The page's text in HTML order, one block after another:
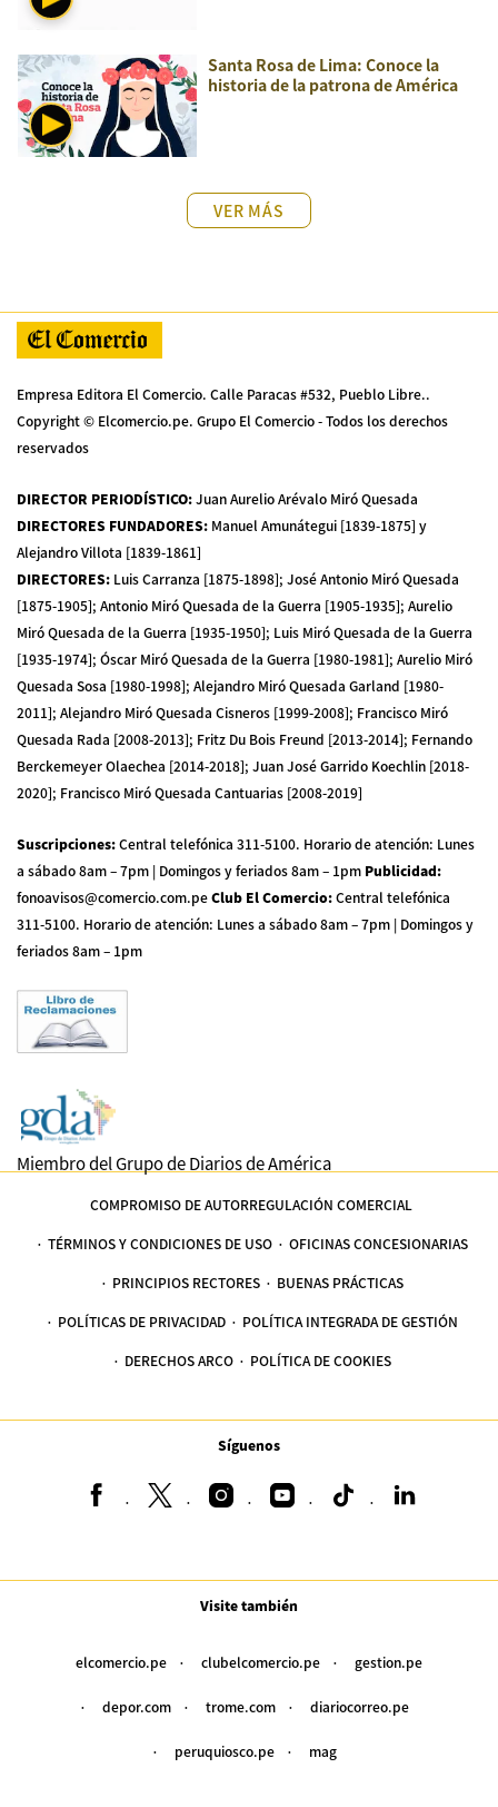
Santa Rosa de Lima: Conoce la
historia de la patrona de América
VER MÁS
Empresa Editora El Comercio. Calle Paracas #532, Pueblo Libre..
Copyright © Elcomercio.pe. Grupo El Comercio - Todos los derechos
reservados
DIRECTOR PERIODÍSTICO:Juan Aurelio Arévalo Miró Quesada
DIRECTORES FUNDADORES: Manuel Amunátegui [1839-1875] y
Alejandro Villota [1839-1861]
DIRECTORES: Luis Carranza [1875-1898]; José Antonio Miró Quesada
[1875-1905]; Antonio Miró Quesada de la Guerra [1905-1935]; Aurelio
Miró Quesada de la Guerra [1935-1950]; Luis Miró Quesada de la Guerra
[1935-1974]; Óscar Miró Quesada de la Guerra [1980-1981]; Aurelio Miró
Quesada Sosa [1980-1998]; Alejandro Miró Quesada Garland [1980-
2011]; Alejandro Miró Quesada Cisneros [1999-2008]; Francisco Miró
Quesada Rada [2008-2013]; Fritz Du Bois Freund [2013-2014]; Fernando
Berckemeyer Olaechea [2014-2018]; Juan José Garrido Koechlin [2018-
2020]; Francisco Miró Quesada Cantuarias [2008-2019]
Suscripciones:Central telefónica 311-5100. Horario de atención: Lunes
a sábado 8am – 7pm | Domingos y feriados 8am – 1pm Publicidad:
fonoavisos@comercio.com.peClub El Comercio:Central telefónica
311-5100. Horario de atención: Lunes a sábado 8am – 7pm | Domingos y
feriados 8am – 1pm
Miembro del Grupo de Diarios de América
COMPROMISO DE AUTORREGULACIÓN COMERCIAL
TÉRMINOS Y CONDICIONES DE USO OFICINAS CONCESIONARIAS
PRINCIPIOS RECTORES BUENAS PRÁCTICAS
POLÍTICAS DE PRIVACIDAD POLÍTICA INTEGRADA DE GESTIÓN
DERECHOS ARCO POLÍTICA DE COOKIES
Síguenos
Visite también
elcomercio.pe clubelcomercio.pe gestion.pe
depor.com trome.com diariocorreo.pe
peruquiosco.pe mag